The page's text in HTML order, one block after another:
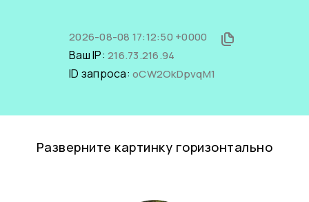
2026-08-08 17:12:50 +0000
Ваш IP: 216.73.216.94
ID запроса: oCW2OkDpvqM1
Разверните картинку горизонтально